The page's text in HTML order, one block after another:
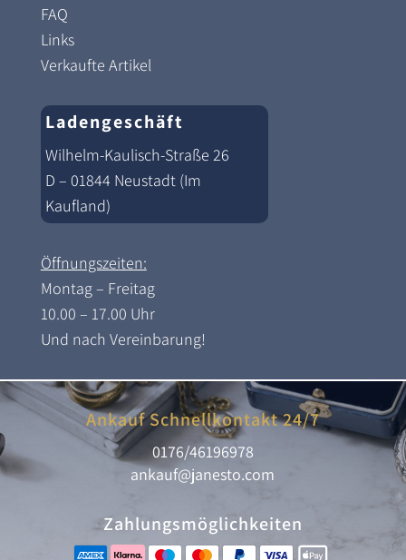
FAQ
Links
Verkaufte Artikel
Ladengeschäft
Wilhelm-Kaulisch-Straße 26
D – 01844 Neustadt (Im
Kaufland)
Öffnungszeiten:
Montag – Freitag
10.00 – 17.00 Uhr
Und nach Vereinbarung!
Ankauf Schnellkontakt 24/7
0176/46196978
ankauf@janesto.com
Zahlungsmöglichkeiten